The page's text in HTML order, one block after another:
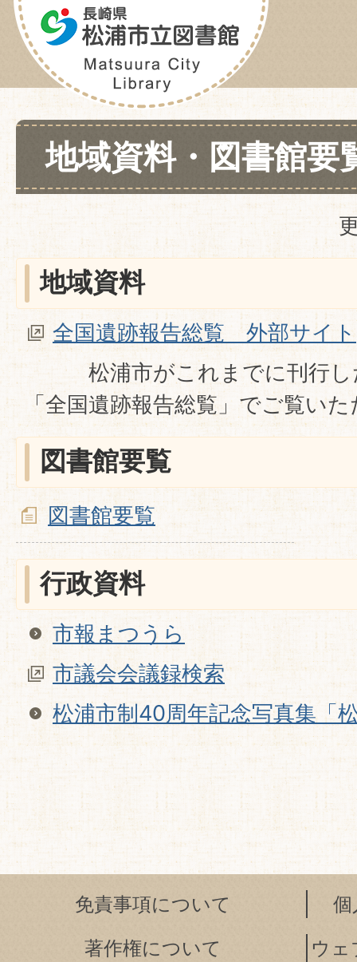
地域資料・図書館要
地域資料
全国遺跡報告総覧 外部サイト
松浦市がこれまでに刊行した
「全国遺跡報告総覧」でご覧い
図書館要覧
図書館要覧
行政資料
市報まつうら
市議会会議録検索
松浦市制40周年記念写真集「
免責事項について
個
著作権について
ウ